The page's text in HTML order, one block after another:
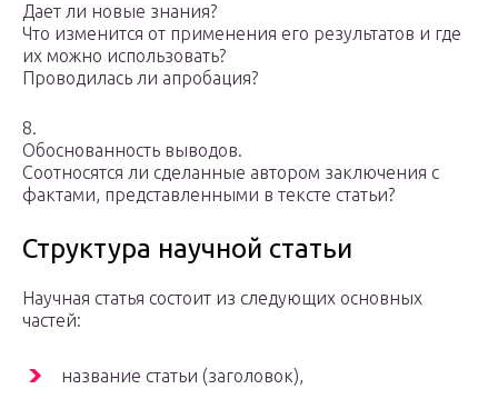
Дает ли новые знания?
Что изменится от применения его результатов и где
их можно использовать?
Проводилась ли апробация?
8.
Обоснованность выводов.
Соотносятся ли сделанные автором заключения с
фактами, представленными в тексте статьи?
Структура научной статьи
Научная статья состоит из следующих основных
частей:
название статьи (заголовок),